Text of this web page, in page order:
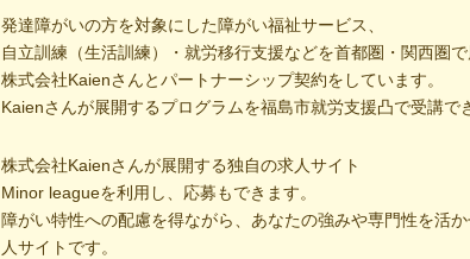
発達障がいの方を対象にした障がい福祉サービス、
自立訓練（生活訓練）・就労移行支援などを首都圏・関西圏
株式会社Kaienさんとパートナーシップ契約をしています。
Kaienさんが展開するプログラムを福島市就労支援凸で受講で
株式会社Kaienさんが展開する独自の求人サイト
Minor leagueを利用し、応募もできます。
障がい特性への配慮を得ながら、あなたの強みや専門性を活
人サイトです。